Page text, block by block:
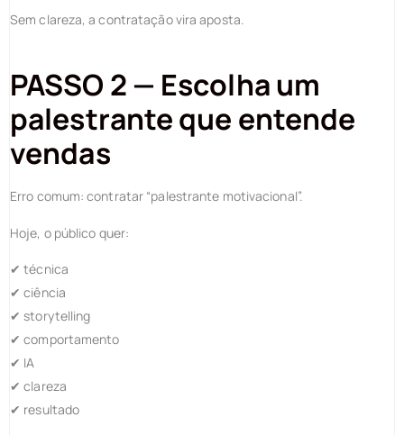
Sem clareza, a contratação vira aposta.
PASSO 2 — Escolha um
palestrante que entende
vendas
Erro comum: contratar “palestrante motivacional”.
Hoje, o público quer:
✔ técnica
✔ ciência
✔ storytelling
✔ comportamento
✔ IA
✔ clareza
✔ resultado